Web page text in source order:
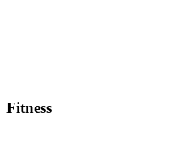
Fitness